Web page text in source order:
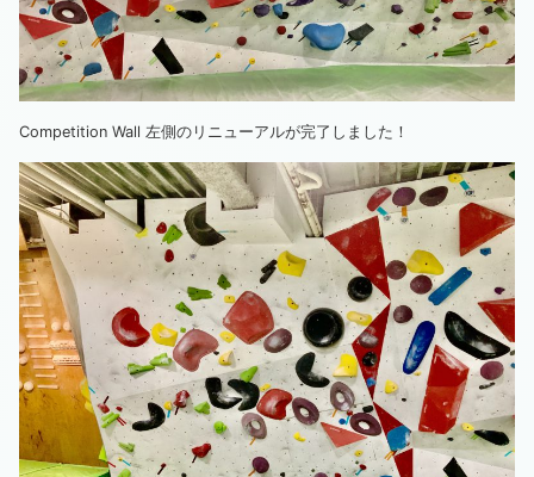
Competition Wall 左側のリニューアルが完了しました！